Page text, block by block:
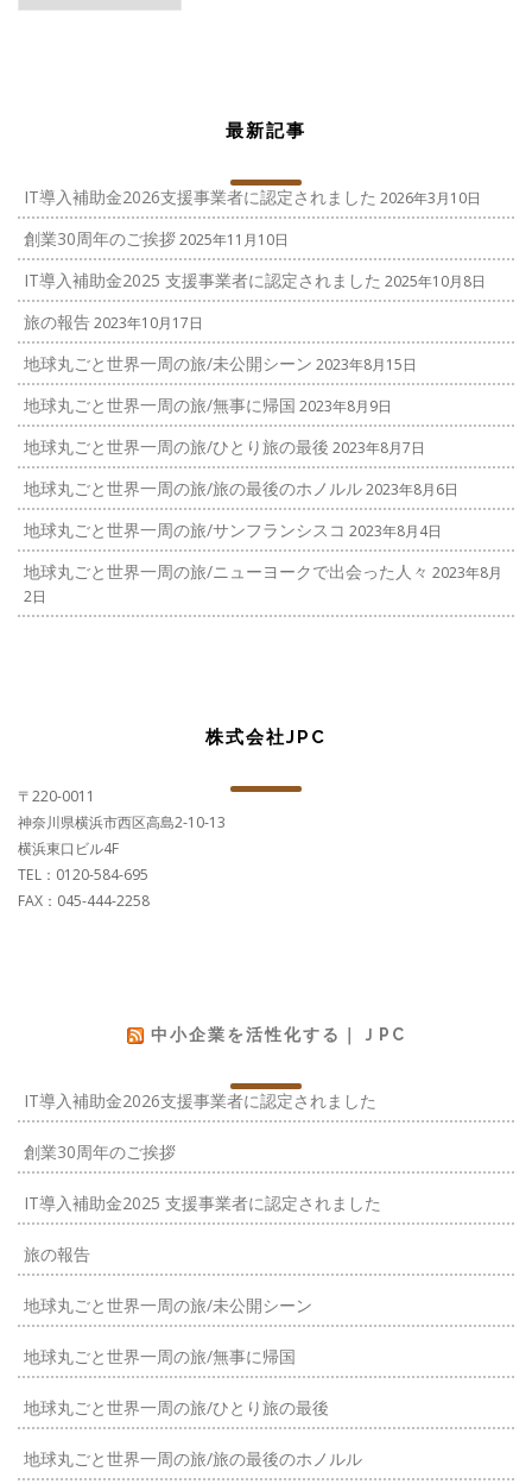
最新記事
IT導入補助金2026支援事業者に認定されました 2026年3月10日
創業30周年のご挨拶2025年11月10日
IT導入補助金2025 支援事業者に認定されました 2025年10月8日
旅の報告2023年10月17日
地球丸ごと世界一周の旅/未公開シーン 2023年8月15日
地球丸ごと世界一周の旅/無事に帰国 2023年8月9日
地球丸ごと世界一周の旅/ひとり旅の最後 2023年8月7日
地球丸ごと世界一周の旅/旅の最後のホノルル2023年8月6日
地球丸ごと世界一周の旅/サンフランシスコ 2023年8月4日
地球丸ごと世界一周の旅/ニューヨークで出会った人々 2023年8月
2日
株式会社JPC
〒220-0011
神奈川県横浜市西区高島2-10-13
横浜東口ビル4F
TEL：0120-584-695
FAX：045-444-2258
中小企業を活性化する｜ＪPC
IT導入補助金2026支援事業者に認定されました
創業30周年のご挨拶
IT導入補助金2025 支援事業者に認定されました
旅の報告
地球丸ごと世界一周の旅/未公開シーン
地球丸ごと世界一周の旅/無事に帰国
地球丸ごと世界一周の旅/ひとり旅の最後
地球丸ごと世界一周の旅/旅の最後のホノルル